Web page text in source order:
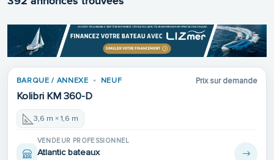
BARQUE / ANNEXE NEUF
Kolibri KM 360-D
Prix sur demande
3,6 m × 1,6 m
VENDEUR PROFESSIONNEL
Atlantic bateaux